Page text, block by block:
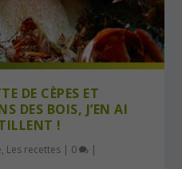
DE CÈPES ET
DES BOIS, J’EN AI
!
, Les recettes | 0 |